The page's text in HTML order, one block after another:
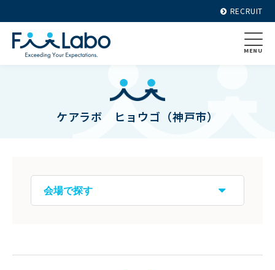
RECRUIT
MENU
ケアラボ ヒョウゴ（神戸市）